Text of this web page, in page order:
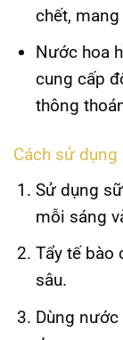
chết,
Nước hoa
cung cấp
thông
Cách sử dụng
Sử dụng
mỗi sáng
Tẩy tế bào
sâu.
Dùng